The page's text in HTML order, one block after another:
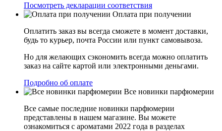
Посмотреть декларации соответствия
Оплата при получении
Оплатить заказ вы всегда сможете в момент доставки,
будь то курьер, почта России или пункт самовывоза.
Но для желающих сэкономить всегда можно оплатить
заказ на сайте картой или электронными деньгами.
Подробно об оплате
Все новинки парфюмерии
Все самые последние новинки парфюмерии
представлены в нашем магазине. Вы можете
ознакомиться с ароматами 2022 года в разделах